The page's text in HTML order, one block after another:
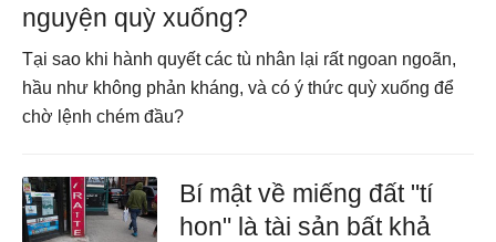
nguyện quỳ xuống?
Tại sao khi hành quyết các tù nhân lại rất ngoan ngoãn,
hầu như không phản kháng, và có ý thức quỳ xuống để
chờ lệnh chém đầu?
Bí mật về miếng đất "tí
hon" là tài sản bất khả